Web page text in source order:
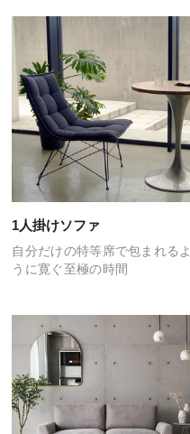
1人掛けソファ
自分だけの特等席で包まれるよ
うに寛ぐ至極の時間